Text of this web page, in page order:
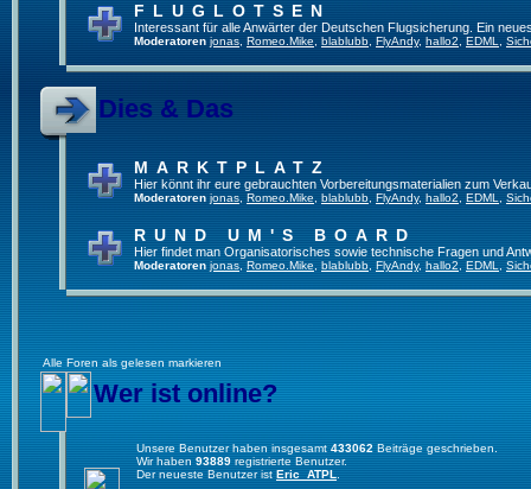
FLUGLOTSEN
Interessant für alle Anwärter der Deutschen Flugsicherung. Ein
Moderatoren jonas Romeo.Mike blablubb FlyAndy, hallo2 EDML
Dies & Das
MARKTPLATZ
Hier könnt ihr eure gebrauchten Vorbereitungsmaterialien zum
Moderatoren jonas Romeo.Mike blablubb FlyAndy, hallo2 EDML
RUND UM'S BOARD
Hier findet man Organisatorisches sowie technische Fragen und
Moderatoren jonas Romeo.Mike blablubb FlyAndy, hallo2 EDML
Alle Foren als gelesen markieren
Wer ist online?
Unsere Benutzer haben insgesamt 433062 Beiträge geschrieben.
Wir haben 93889 registrierte Benutzer.
Der neueste Benutzer ist Eric_ATPL